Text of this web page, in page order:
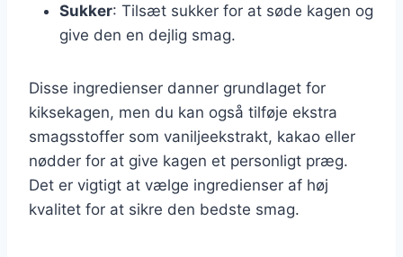
Sukker: Tilsæt sukker for at søde kagen og
give den en dejlig smag.
Disse ingredienser danner grundlaget for
kiksekagen, men du kan også tilføje ekstra
smagsstoffer som vaniljeekstrakt, kakao eller
nødder for at give kagen et personligt præg.
Det er vigtigt at vælge ingredienser af høj
kvalitet for at sikre den bedste smag.